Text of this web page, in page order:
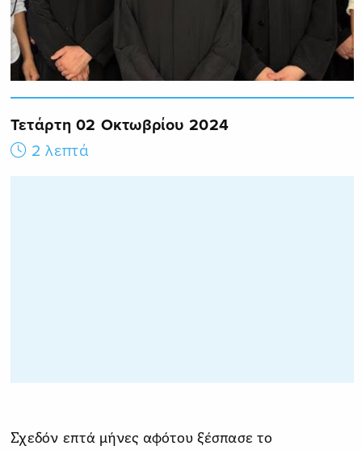
Τετάρτη 02 Οκτωβρίου 2024
2 λεπτά
Σχεδόν επτά μήνες αφότου ξέσπασε το